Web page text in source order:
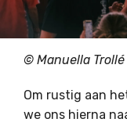
© Manuella Trollé
Om rustig aan
we ons hierna